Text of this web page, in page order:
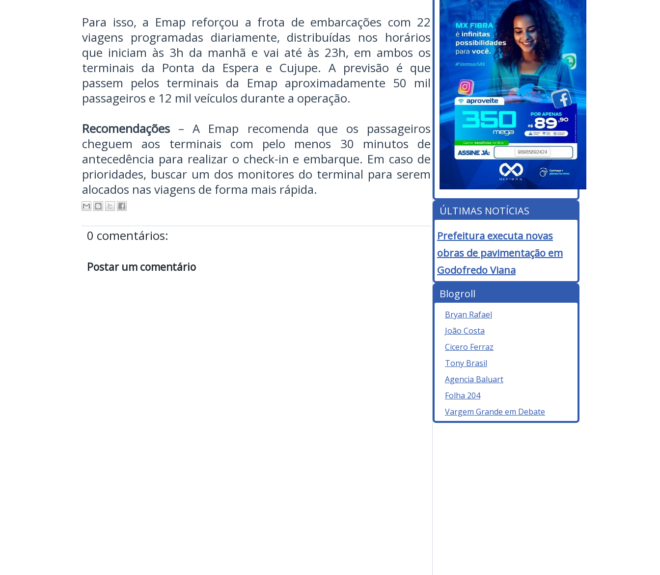
Para isso, a Emap reforçou a frota de embarcações com 22
viagens programadas diariamente, distribuídas nos horários
que iniciam às 3h da manhã e vai até às 23h, em ambos os
terminais da Ponta da Espera e Cujupe. A previsão é que
passem pelos terminais da Emap aproximadamente 50 mil
passageiros e 12 mil veículos durante a operação.
Recomendações – A Emap recomenda que os passageiros
cheguem aos terminais com pelo menos 30 minutos de
antecedência para realizar o check-in e embarque. Em caso de
prioridades, buscar um dos monitores do terminal para serem
alocados nas viagens de forma mais rápida.
0 comentários:
Postar um comentário
ÚLTIMAS NOTÍCIAS
Prefeitura executa novas
obras de pavimentação em
Godofredo Viana
Blogroll
Bryan Rafael
João Costa
Cicero Ferraz
Tony Brasil
Agencia Baluart
Folha 204
Vargem Grande em Debate